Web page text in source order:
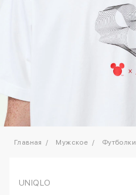
Главная Мужское Футболки
UNIQLO